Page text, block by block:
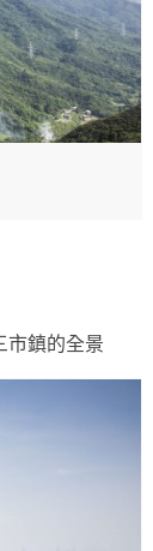
市鎮的全景